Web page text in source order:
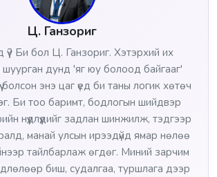
Ц. Ганзориг
Би бол Ц. Ганзориг. Хэтэрхий их
дунд 'яг юу болоод байгааг'
болсон энэ цаг үед би таны логик хөтөч
Би тоо баримт, бодлогын шийдвэр
нүүдлүүдийг задлан шинжилж, тэдгээр
манай улсын ирээдүйд ямар нөлөө
тайлбарлаж өгдөг. Миний зарчим
биш, судалгаа, туршлага дээр